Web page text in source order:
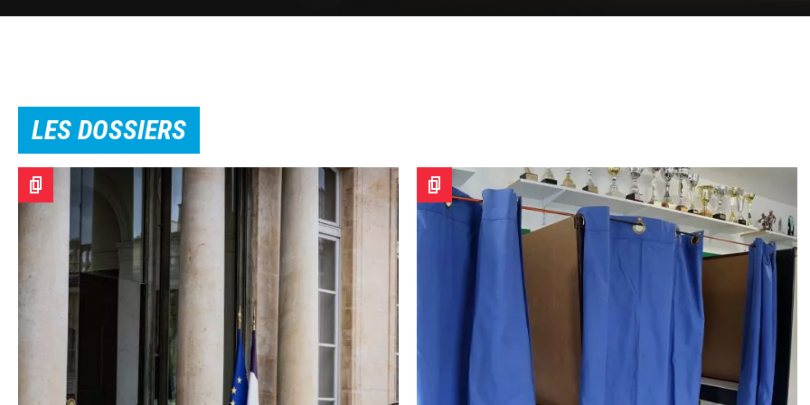
LES DOSSIERS
Image Image